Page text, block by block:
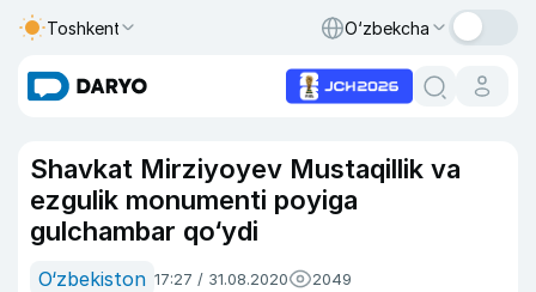
Toshkent O‘zbekcha
Shavkat Mirziyoyev Mustaqillik va
ezgulik monumenti poyiga
gulchambar qo‘ydi
O‘zbekiston 17:27 / 31.08.2020 2049